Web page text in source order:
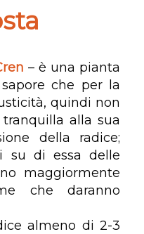
– è una pianta
che per la
quindi non
alla sua
della radice;
su di essa delle
maggiormente
che daranno
almeno di 2-3